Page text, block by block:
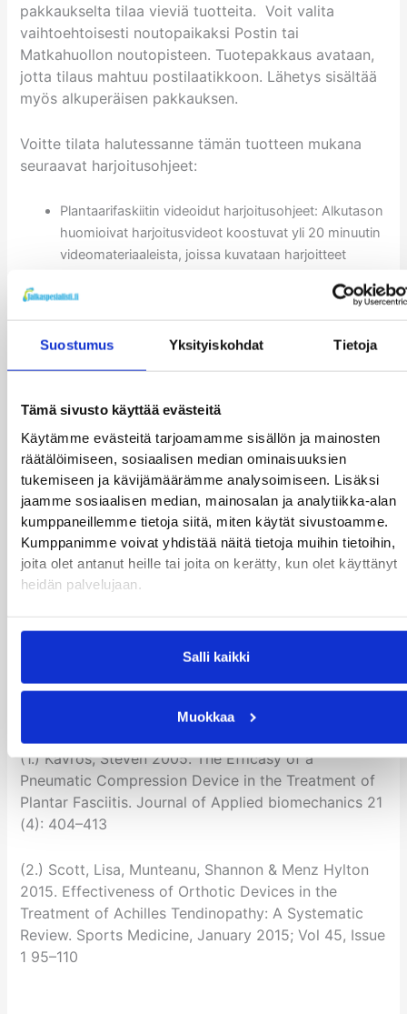
Suostumus Yksityiskohdat Tietoja
Tämä sivusto käyttää evästeitä
Käytämme evästeitä tarjoamamme sisällön ja mainosten
räätälöimiseen, sosiaalisen median ominaisuuksien
tukemiseen ja kävijämäärämme analysoimiseen. Lisäksi
jaamme sosiaalisen median, mainosalan ja analytiikka-alan
kumppaneillemme tietoja siitä, miten käytät sivustoamme.
Kumppanimme voivat yhdistää näitä tietoja muihin tietoihin,
joita olet antanut heille tai joita on kerätty, kun olet käyttänyt
heidän palvelujaan.
Salli kaikki
Muokkaa
pakkaukselta tilaa vieviä tuotteita. Voit valita
vaihtoehtoisesti noutopaikaksi Postin tai
Matkahuollon noutopisteen. Tuotepakkaus avataan,
jotta tilaus mahtuu postilaatikkoon. Lähetys sisältää
myös alkuperäisen pakkauksen.
Voitte tilata halutessanne tämän tuotteen mukana
seuraavat harjoitusohjeet:
Plantaarifaskiitin videoidut harjoitusohjeet: Alkutason
huomioivat harjoitusvideot koostuvat yli 20 minuutin
videomateriaaleista, joissa kuvataan harjoitteet
Plantaarifaskiitin lyhennetty kirjallinen harjoitusohje.
Akillesjänteen tendinopatian nousujohteinen
kirjallinen harjoitusohje on suunniteltu akillesjänteen
tahdilla.
Kirjalliset tai videoidut harjoitusohjeet ei kuitenkaan
korvaa esimerkiksi alaraajafysioterapiaan
erikoistuneen ammattilaisen tai jalkaterapeutin
tekemää yksilöllistä harjoitusohjelmaa. Harjoitteiden
suorittaminen täytyy lopettaa, jos jalan kipu
pahenee. Konsultoithan alaraajavaivoihin
erikoistunutta terveydenhuollon ammattilaista ennen
jalan ongelmia.
(1.) Kavros, Steven 2005. The Efficasy of a
Pneumatic Compression Device in the Treatment of
Plantar Fasciitis. Journal of Applied biomechanics 21
(4): 404–413
(2.) Scott, Lisa, Munteanu, Shannon & Menz Hylton
2015. Effectiveness of Orthotic Devices in the
Treatment of Achilles Tendinopathy: A Systematic
Review. Sports Medicine, January 2015; Vol 45, Issue
1 95–110